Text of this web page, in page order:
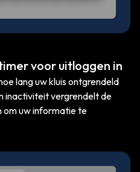
voor uitloggen in
lang uw kluis ontgrendeld
inactiviteit vergrendelt de
om uw informatie te